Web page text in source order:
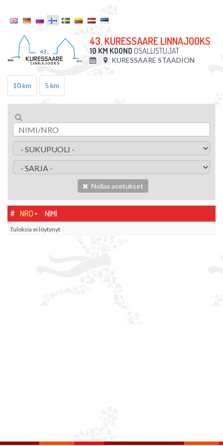
43. KURESSAARE LINNAJOOKS
10 KM KOOND OSALLISTUJAT
KURESSAARE STAADION
10 km 5 km
Nollaa asetukset
# NRO NIMI
Tuloksia ei löytynyt